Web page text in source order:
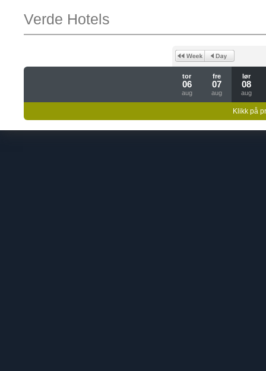
Verde Hotels
tor
06
aug
fre
07
aug
lør
08
aug
Klikk på